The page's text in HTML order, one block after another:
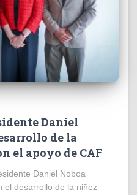
Daniel
de la
el apoyo de CAF
Daniel Noboa
el desarrollo de la niñez